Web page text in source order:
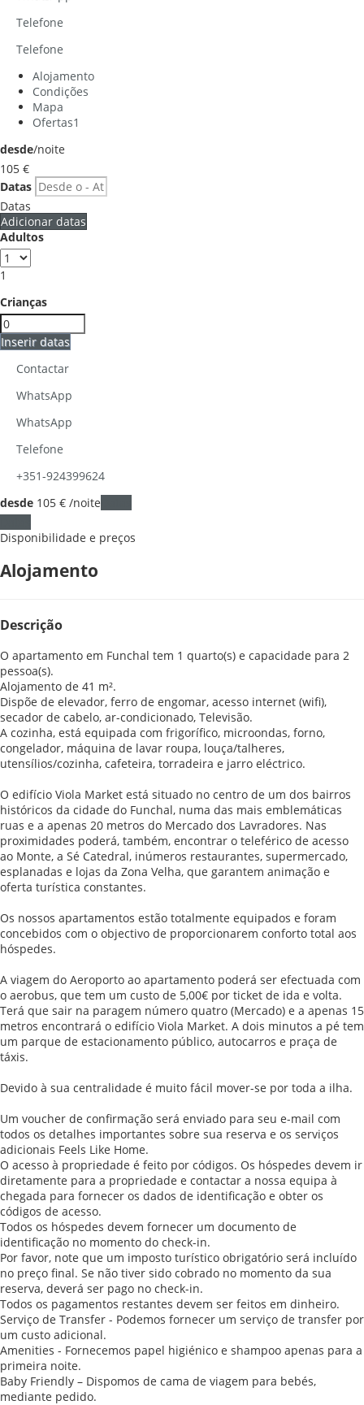
Telefone
Telefone
Alojamento
Condições
Mapa
Ofertas1
desde/noite
105 €
Datas
Datas
Adicionar datas
Adultos
1
Crianças
Inserir datas
Contactar
WhatsApp
WhatsApp
Telefone
+351-924399624
desde 105 € /noite
Disponibilidade e preços
Alojamento
Descrição
O apartamento em Funchal tem 1 quarto(s) e capacidade para 2
pessoa(s).
Alojamento de 41 m².
Dispõe de elevador, ferro de engomar, acesso internet (wifi),
secador de cabelo, ar-condicionado, Televisão.
A cozinha, está equipada com frigorífico, microondas, forno,
congelador, máquina de lavar roupa, louça/talheres,
utensílios/cozinha, cafeteira, torradeira e jarro eléctrico.
O edifício Viola Market está situado no centro de um dos bairros
históricos da cidade do Funchal, numa das mais emblemáticas
ruas e a apenas 20 metros do Mercado dos Lavradores. Nas
proximidades poderá, também, encontrar o teleférico de acesso
ao Monte, a Sé Catedral, inúmeros restaurantes, supermercado,
esplanadas e lojas da Zona Velha, que garantem animação e
oferta turística constantes.
Os nossos apartamentos estão totalmente equipados e foram
concebidos com o objectivo de proporcionarem conforto total aos
hóspedes.
A viagem do Aeroporto ao apartamento poderá ser efectuada com
o aerobus, que tem um custo de 5,00€ por ticket de ida e volta.
Terá que sair na paragem número quatro (Mercado) e a apenas 15
metros encontrará o edifício Viola Market. A dois minutos a pé tem
um parque de estacionamento público, autocarros e praça de
táxis.
Devido à sua centralidade é muito fácil mover-se por toda a ilha.
Um voucher de confirmação será enviado para seu e-mail com
todos os detalhes importantes sobre sua reserva e os serviços
adicionais Feels Like Home.
O acesso à propriedade é feito por códigos. Os hóspedes devem ir
diretamente para a propriedade e contactar a nossa equipa à
chegada para fornecer os dados de identificação e obter os
códigos de acesso.
Todos os hóspedes devem fornecer um documento de
identificação no momento do check-in.
Por favor, note que um imposto turístico obrigatório será incluído
no preço final. Se não tiver sido cobrado no momento da sua
reserva, deverá ser pago no check-in.
Todos os pagamentos restantes devem ser feitos em dinheiro.
Serviço de Transfer - Podemos fornecer um serviço de transfer por
um custo adicional.
Amenities - Fornecemos papel higiénico e shampoo apenas para a
primeira noite.
Baby Friendly – Dispomos de cama de viagem para bebés,
mediante pedido.